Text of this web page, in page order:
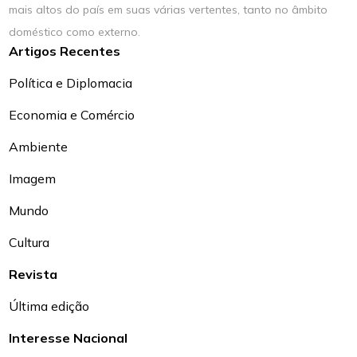
mais altos do país em suas várias vertentes, tanto no âmbito
doméstico como externo.
Artigos Recentes
Política e Diplomacia
Economia e Comércio
Ambiente
Imagem
Mundo
Cultura
Revista
Última edição
Interesse Nacional